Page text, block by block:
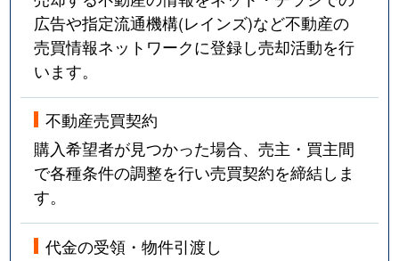
広告や指定流通機構(レインズ)など不動産の
売買情報ネットワークに登録し売却活動を行
います。
不動産売買契約
購入希望者が見つかった場合、売主・買主間
で各種条件の調整を行い売買契約を締結しま
す。
代金の受領・物件引渡し